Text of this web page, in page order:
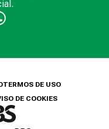
TERMOS DE USO
DE COOKIES